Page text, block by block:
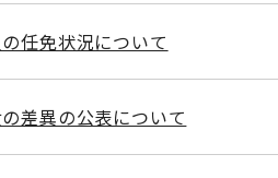
任免状況について
差異の公表について